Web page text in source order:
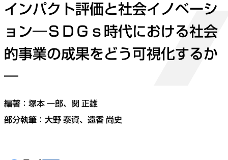
インパクト評価と社会イノベーシ
ョン―ＳＤＧｓ時代における社会
的事業の成果をどう可視化するか
―
編著：塚本 一郎、関 正雄
部分執筆： 大野 泰資、 遠香 尚史